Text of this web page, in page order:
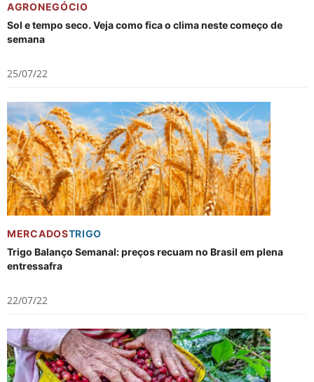
AGRONEGÓCIO
Sol e tempo seco. Veja como fica o clima neste começo de
semana
25/07/22
MERCADOSTRIGO
Trigo Balanço Semanal: preços recuam no Brasil em plena
entressafra
22/07/22